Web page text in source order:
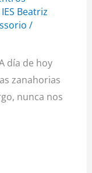
IES Beatriz
/
día de hoy
zanahorias
nunca nos